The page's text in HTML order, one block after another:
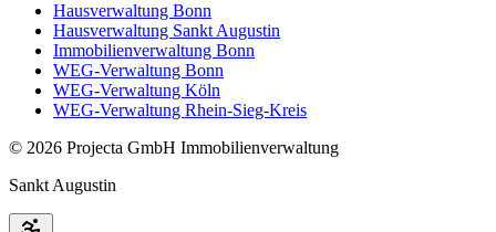
Hausverwaltung Bonn
Hausverwaltung Sankt Augustin
Immobilienverwaltung Bonn
WEG-Verwaltung Bonn
WEG-Verwaltung Köln
WEG-Verwaltung Rhein-Sieg-Kreis
© 2026 Projecta GmbH Immobilienverwaltung
Sankt Augustin